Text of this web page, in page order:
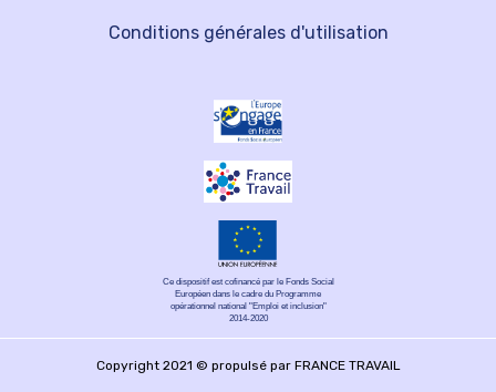
Conditions générales d'utilisation
Ce dispositif est cofinancé par le Fonds Social
Européen dans le cadre du Programme
opérationnel national "Emploi et inclusion"
2014-2020
Copyright 2021 © propulsé par FRANCE TRAVAIL